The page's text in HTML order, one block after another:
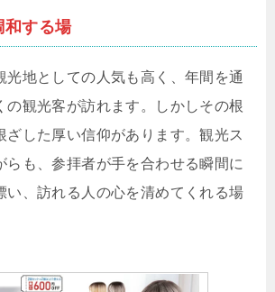
和する場
光地としての人気も高く、年間を通
の観光客が訪れます。しかしその根
ざした厚い信仰があります。観光ス
らも、参拝者が手を合わせる瞬間に
い、訪れる人の心を清めてくれる場